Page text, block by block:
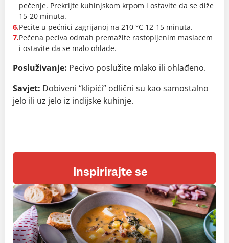
pečenje. Prekrijte kuhinjskom krpom i ostavite da se diže
15-20 minuta.
6.Pecite u pećnici zagrijanoj na 210 °C 12-15 minuta.
7.Pečena peciva odmah premažite rastopljenim maslacem
i ostavite da se malo ohlade.
Posluživanje: Pecivo poslužite mlako ili ohlađeno.
Savjet: Dobiveni “klipići” odlični su kao samostalno
jelo ili uz jelo iz indijske kuhinje.
Inspirirajte se